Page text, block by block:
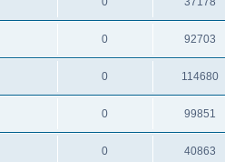
0 92703
0 114680
0 99851
0 40863